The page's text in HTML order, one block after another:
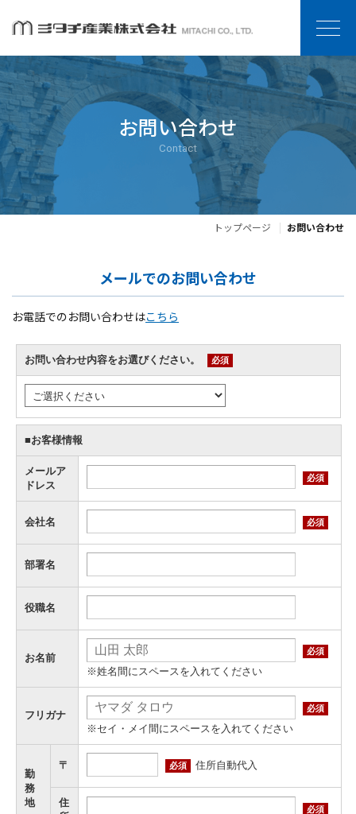
お問い合わせ
Contact
トップページ お問い合わせ
メールでのお問い合わせ
お電話でのお問い合わせはこちら
お問い合わせ内容をお選びください。 必須
■お客様情報
メールア
ドレス
必須
会社名 必須
部署名
役職名
お名前
必須
※姓名間にスペースを入れてください
フリガナ
必須
※セイ・メイ間にスペースを入れてください
勤
務
地
〒 必須 住所自動代入
住
必須